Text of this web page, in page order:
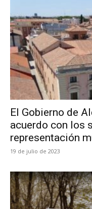
El Gobierno de
acuerdo con los
representación
19 de julio de 2023